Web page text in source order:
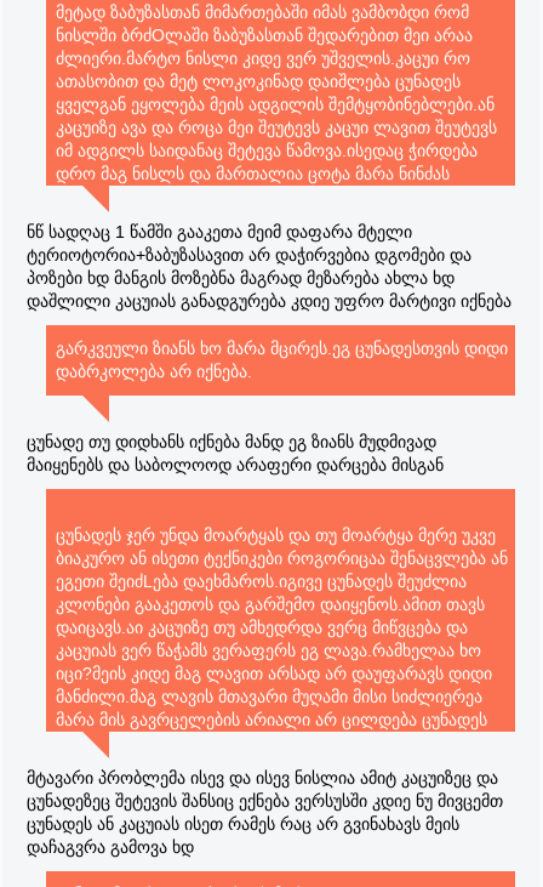
მეტად ზაბუზასთან მიმართებაში იმას ვამბობდი რომ
ნისლში ბრძOლაში ზაბუზასთან შედარებით მეი არაა
ძლიერი.მარტო ნისლი კიდე ვერ უშველის.კაცუი რო
ათასობით და მეტ ლოკოკინად დაიშლება ცუნადეს
ყველგან ეყოლება მეის ადგილის შემტყობინებლები.ან
კაცუიზე ავა და როცა მეი შეუტევს კაცუი ლავით შეუტევს
იმ ადგილს საიდანაც შეტევა წამოვა.ისედაც ჭირდება
დრო მაგ ნისლს და მართალია ცოტა მარა ნინძას
თუნდაც არც ძალიან სწრაფს(ამ შემთხვევაში
ცუნადეს)წამიც არ დაჭირდება მეიმდე
მისასვლელად.ნისლის კეთების მომენტში კიდე მეი ვერ
დაიცავს სათანადოდ თავს და თან ცუნადეს შეუძLია მუჭი
დააგლიჯოს მიწას და მეის ქვების წვიმა მოუწყოს.მიწიდან
ცვენილი ქვების მარა მაინც წვიმა და შეუტიოს მერე.
ნწ სადღაც 1 წამში გააკეთა მეიმ დაფარა მტელი
ტერიოტორია+ზაბუზასავით არ დაჭირვებია დგომები და
პოზები ხდ მანგის მოზებნა მაგრად მეზარება ახლა ხდ
დაშლილი კაცუიას განადგურება კდიე უფრო მარტივი იქნება
გარკვეული ზიანს ხო მარა მცირეს.ეგ ცუნადესთვის დიდი
დაბრკოლება არ იქნება.
ცუნადე თუ დიდხანს იქნება მანდ ეგ ზიანს მუდმივად
მაიყენებს და საბოლოოდ არაფერი დარცება მისგან
ცუნადეს ჯერ უნდა მოარტყას და თუ მოარტყა მერე უკვე
ბიაკურო ან ისეთი ტექნიკები როგორიცაა შენაცვლება ან
ეგეთი შეიძLება დაეხმაროს.იგივე ცუნადეს შეუძლია
კლონები გააკეთოს და გარშემო დაიყენოს.ამით თავს
დაიცავს.აი კაცუიზე თუ ამხედრდა ვერც მიწვცება და
კაცუიას ვერ წაჭამს ვერაფერს ეგ ლავა.რამხელაა ხო
იცი?მეის კიდე მაგ ლავით არსად არ დაუფარავს დიდი
მანძილი.მაგ ლავის მთავარი მუღამი მისი სიძლიერეა
მარა მის გავრცელების არიალი არ ცილდება ცუნადეს
მუშტის დარტყმის შედეგად გამოწვეული ნგრევის
არიალს.თუ მეი მაგით შეუტევს ცუნადესაც ექნება
შესატევი რაღაც.კაცუის არ უჩვენებია საკუთარი თავის
მკრნალობა მაგრამ რათქმაუნდა შეუძლია.ნებისმიერი
სამკურნალო ტექნიკა შეიძLება შენს ან სხვის
სასარგებლოდ გამოიყენო რა მნიშვნელობა აქ ამას.ასე
მტავარი პრობლემა ისევ და ისევ ნისლია ამიტ კაცუიზეც და
ცუნადეზეც შეტევის შანსიც ექნება ვერსუსში კდიე ნუ მივცემთ
ცუნადეს ან კაცუიას ისეთ რამეს რაც არ გვინახავს მეის
დაჩაგვრა გამოვა ხდ